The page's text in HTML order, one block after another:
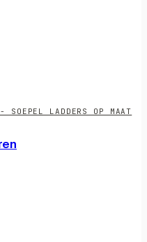
- SOEPEL LADDERS OP MAAT